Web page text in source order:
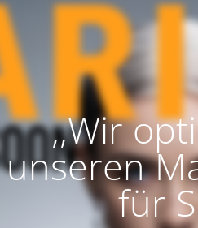
,,Wir
unseren
für